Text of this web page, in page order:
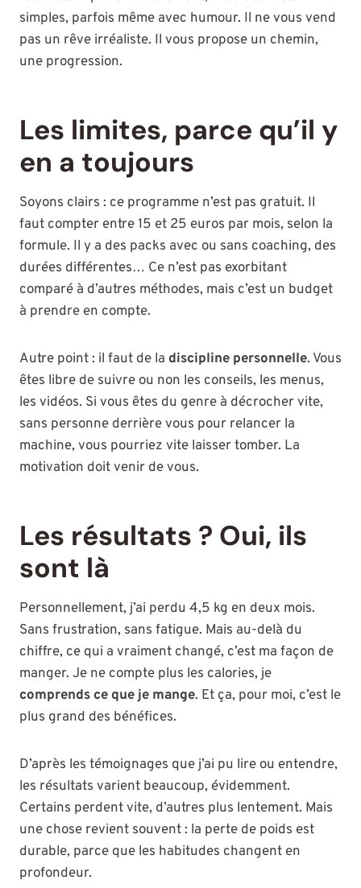
simples, parfois même avec humour. Il ne vous vend
pas un rêve irréaliste. Il vous propose un chemin,
une progression.
Les limites, parce qu’il y
en a toujours
Soyons clairs : ce programme n’est pas gratuit. Il
faut compter entre 15 et 25 euros par mois, selon la
formule. Il y a des packs avec ou sans coaching, des
durées différentes… Ce n’est pas exorbitant
comparé à d’autres méthodes, mais c’est un budget
à prendre en compte.
Autre point : il faut de la discipline personnelle. Vous
êtes libre de suivre ou non les conseils, les menus,
les vidéos. Si vous êtes du genre à décrocher vite,
sans personne derrière vous pour relancer la
machine, vous pourriez vite laisser tomber. La
motivation doit venir de vous.
Les résultats ? Oui, ils
sont là
Personnellement, j’ai perdu 4,5 kg en deux mois.
Sans frustration, sans fatigue. Mais au-delà du
chiffre, ce qui a vraiment changé, c’est ma façon de
manger. Je ne compte plus les calories, je
comprends ce que je mange. Et ça, pour moi, c’est le
plus grand des bénéfices.
D’après les témoignages que j’ai pu lire ou entendre,
les résultats varient beaucoup, évidemment.
Certains perdent vite, d’autres plus lentement. Mais
une chose revient souvent : la perte de poids est
durable, parce que les habitudes changent en
profondeur.